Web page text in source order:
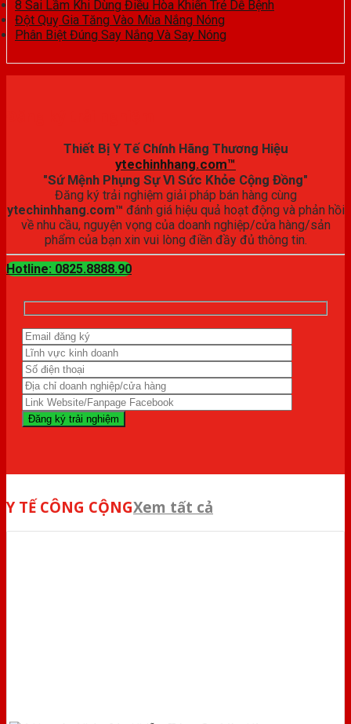
8 Sai Lầm Khi Dùng Điều Hòa Khiến Trẻ Dễ Bệnh
Đột Quỵ Gia Tăng Vào Mùa Nắng Nóng
Phân Biệt Đúng Say Nắng Và Say Nóng
Thiết Bị Y Tế Chính Hãng Thương Hiệu
ytechinhhang.com™
"Sứ Mệnh Phụng Sự Vì Sức Khỏe Cộng Đồng"
Đăng ký trải nghiệm giải pháp bán hàng cùng
ytechinhhang.com™ đánh giá hiệu quả hoạt động và phản hồi
về nhu cầu, nguyện vọng của doanh nghiệp/cửa hàng/sản
phẩm của bạn xin vui lòng điền đầy đủ thông tin.
Hotline: 0825.8888.90
Y TẾ CÔNG CỘNGXem tất cả